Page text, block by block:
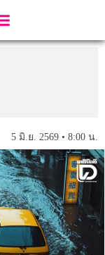
5 มิ.ย. 2569 • 8:00 น.